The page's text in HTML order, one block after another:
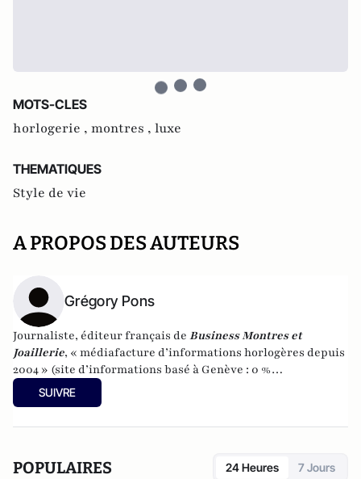
MOTS-CLES
horlogerie , montres , luxe
THEMATIQUES
Style de vie
A PROPOS DES AUTEURS
Grégory Pons
Journaliste, éditeur français de Business Montres et
Joaillerie, « médiafacture d’informations horlogères depuis
2004 » (site d’informations basé à Genève : 0 %
publicité-100 % liberté), spécialiste du marketing horloger
et de l’analyse des marchés de la montre.
SUIVRE
POPULAIRES 24 Heures 7 Jours